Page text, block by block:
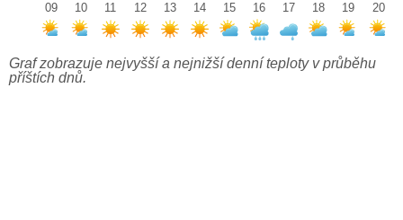
09
10
11
12
13
14
15
16
17
18
19
20
Graf zobrazuje nejvyšší a nejnižší denní teploty v průběhu
příštích dnů.